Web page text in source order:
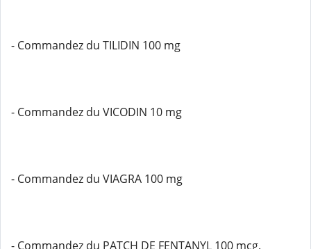
- Commandez du TILIDIN 100 mg
- Commandez du VICODIN 10 mg
- Commandez du VIAGRA 100 mg
- Commandez du PATCH DE FENTANYL 100 mcg.